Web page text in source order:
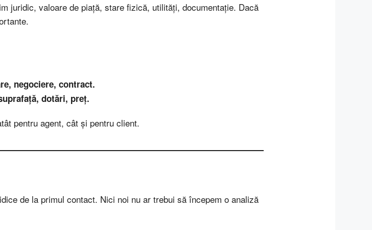
juridic, valoare de piață, stare fizică, utilități, documentație. Dacă
negociere, contract.
dotări, preț.
pentru agent, cât și pentru client.
de la primul contact. Nici noi nu ar trebui să începem o analiză